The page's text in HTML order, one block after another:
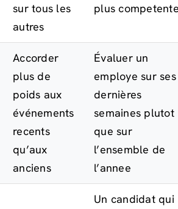
sur tous les
autres
plus
Accorder
plus de
poids aux
événements
recents
qu’aux
anciens
Évaluer un
employe sur
dernières
semaines plutot
que sur
l’ensemble de
l’annee
Un candidat qui